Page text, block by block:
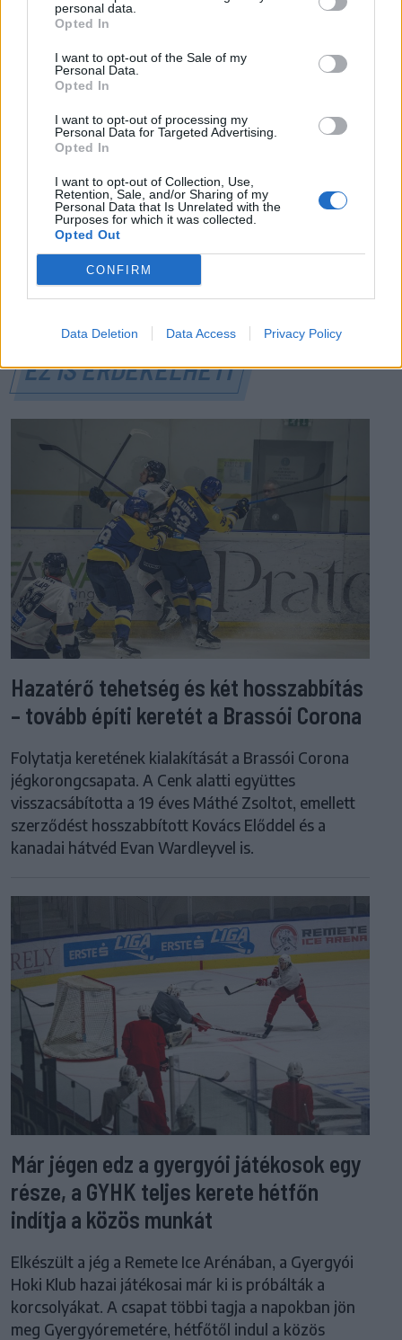
personal data.
Opted In
I want to opt-out of the Sale of my
Personal Data.
Opted In
I want to opt-out of processing my
Personal Data for Targeted Advertising.
Opted In
I want to opt-out of Collection, Use,
Retention, Sale, and/or Sharing of my
Personal Data that Is Unrelated with the
Purposes for which it was collected.
Opted Out
CONFIRM
Data Deletion Data Access Privacy Policy
FŐTÉR
Már csak 4-5 napig működhet a jelenlegi
körülmények között a cernavodai
atomerőmű
Százszázalékos kamatra adott kölcsönt a
letartóztatott uzsorás. Akár 40 fok is várható
vasárnap a nyugati országrészben.
EZ IS ÉRDEKELHETI
Hazatérő tehetség és két hosszabbítás
– tovább építi keretét a Brassói Corona
Folytatja keretének kialakítását a Brassói Corona
jégkorongcsapata. A Cenk alatti együttes
visszacsábította a 19 éves Máthé Zsoltot, emellett
szerződést hosszabbított Kovács Előddel és a
kanadai hátvéd Evan Wardleyvel is.
Már jégen edz a gyergyói játékosok egy
része, a GYHK teljes kerete hétfőn
indítja a közös munkát
Elkészült a jég a Remete Ice Arénában, a Gyergyói
Hoki Klub hazai játékosai már ki is próbálták a
korcsolyákat. A csapat többi tagja a napokban jön
meg Gyergyóremetére, hétfőtől indul a közös